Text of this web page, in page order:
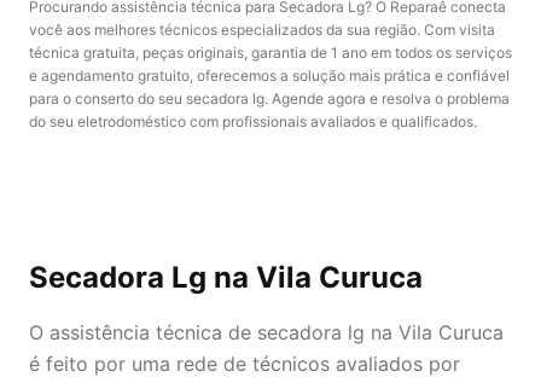
Procurando assistência técnica para Secadora Lg? O Reparaê conecta
você aos melhores técnicos especializados da sua região. Com visita
técnica gratuita, peças originais, garantia de 1 ano em todos os serviços
e agendamento gratuito, oferecemos a solução mais prática e confiável
para o conserto do seu secadora lg. Agende agora e resolva o problema
do seu eletrodoméstico com profissionais avaliados e qualificados.
Secadora Lg na Vila Curuca
O assistência técnica de secadora lg na Vila Curuca
é feito por uma rede de técnicos avaliados por